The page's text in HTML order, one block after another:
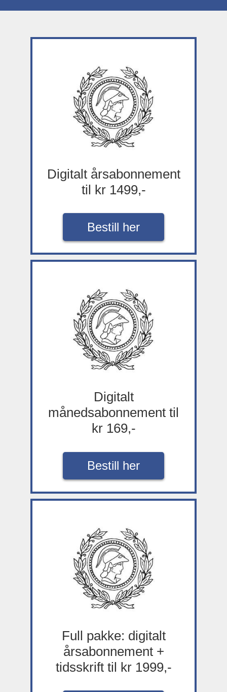
Digitalt årsabonnement
til kr 1499,-
Bestill her
Digitalt
månedsabonnement til
kr 169,-
Bestill her
Full pakke: digitalt
årsabonnement +
tidsskrift til kr 1999,-